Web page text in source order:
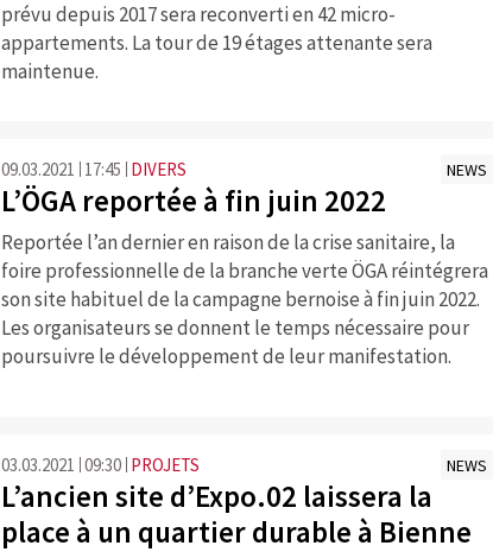
prévu depuis 2017 sera reconverti en 42 micro-
appartements. La tour de 19 étages attenante sera
maintenue.
09.03.2021 17:45 DIVERS NEWS
L’ÖGA reportée à fin juin 2022
Reportée l’an dernier en raison de la crise sanitaire, la
foire professionnelle de la branche verte ÖGA réintégrera
son site habituel de la campagne bernoise à fin juin 2022.
Les organisateurs se donnent le temps nécessaire pour
poursuivre le développement de leur manifestation.
03.03.2021 09:30 PROJETS NEWS
L’ancien site d’Expo.02 laissera la
place à un quartier durable à Bienne